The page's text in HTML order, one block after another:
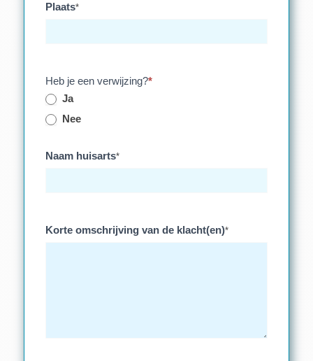
Plaats*
Heb je een verwijzing?*
Ja
Nee
Naam huisarts*
Korte omschrijving van de klacht(en)*